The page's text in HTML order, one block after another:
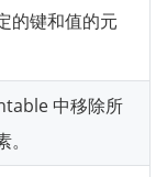
的键和值的元
中移除所